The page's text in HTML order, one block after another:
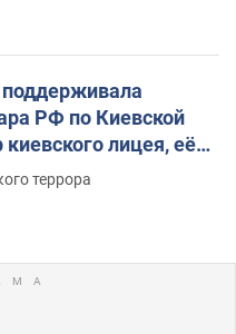
поддерживала
РФ по Киевской
лицея, её
террора